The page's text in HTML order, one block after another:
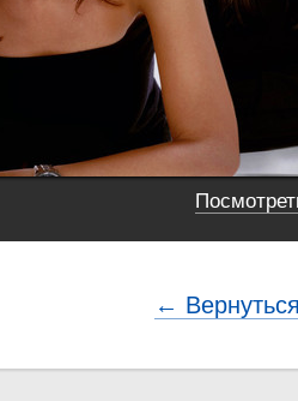
←